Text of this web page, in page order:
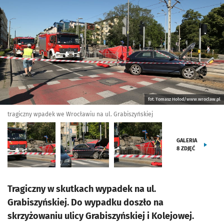
fot. Tomasz Hołod/www.wroclaw.pl
tragiczny wpadek we Wrocławiu na ul. Grabiszyńskiej
GALERIA
8 ZDJĘĆ
Tragiczny w skutkach wypadek na ul.
Grabiszyńskiej. Do wypadku doszło na
skrzyżowaniu ulicy Grabiszyńskiej i Kolejowej.